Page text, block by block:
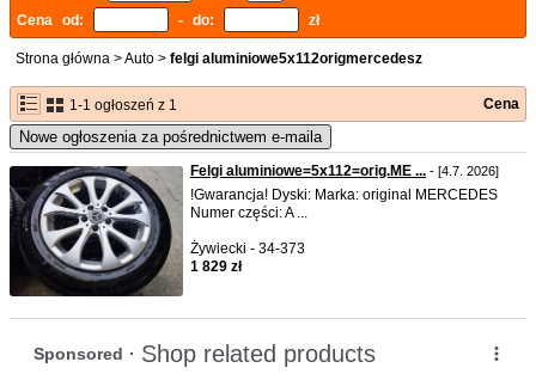
Cena od:
- do: zł
Strona główna >Auto > felgi aluminiowe5x112origmercedesz
1-1 ogłoszeń z 1 Cena
Nowe ogłoszenia za pośrednictwem e-maila
Felgi aluminiowe=5x112=orig.ME ... - [4.7. 2026]
!Gwarancja! Dyski: Marka: original MERCEDES
Numer części: A ...
Żywiecki - 34-373
1 829 zł